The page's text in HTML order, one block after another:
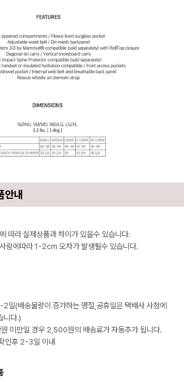
안내
따라 실제상품과 차이가 있을수 있습니다.
람에따라 1-2cm 오차가 발생될수 있습니다.
일(배송물량이 증가하는 명절,공휴일은 택배사 사정에
니다.)
미만일 경우 2,500원의 배송료가 자동추가 됩니다.
인후 2-3일 이내